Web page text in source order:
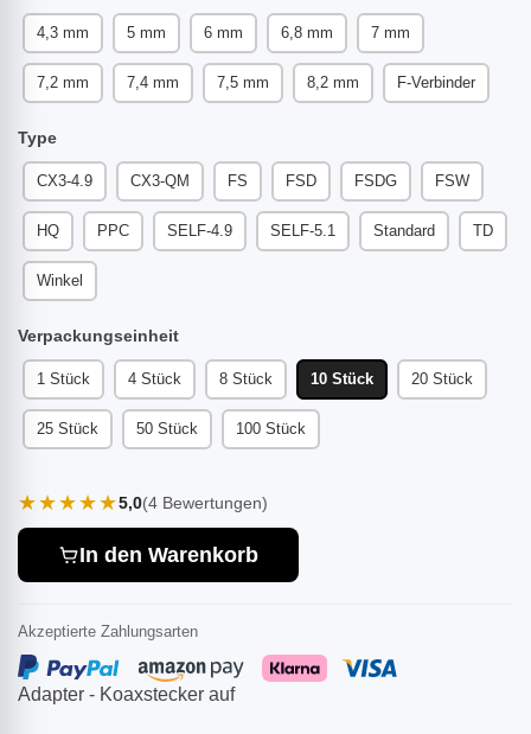
Adapter - Koaxstecker auf
4,3 mm 5 mm 6 mm 6,8 mm 7 mm
7,2 mm 7,4 mm 7,5 mm 8,2 mm F-Verbinder
Type
CX3-4.9 CX3-QM FS FSD FSDG FSW
HQ PPC SELF-4.9 SELF-5.1 Standard TD
Winkel
Verpackungseinheit
1 Stück 4 Stück 8 Stück 10 Stück 20 Stück
25 Stück 50 Stück 100 Stück
★★★★★5,0(4 Bewertungen)
In den Warenkorb
Akzeptierte Zahlungsarten